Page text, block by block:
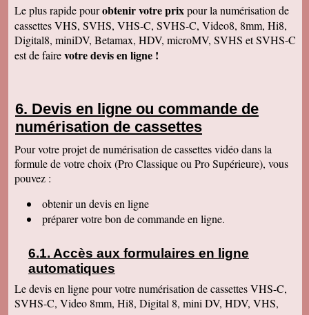
Fantastique. Encore merci. Je vous remercie
beaucoup de la rapidité avec laquelle vous avez
traité ma commande.
Anaïs H
J'ai bien reçu le colis. Merci pour votre travail.
Merci.
Bernard D
Hervé L
J'ai bien reçu le colis. Après visonnage de
Christophe M.
Nous avons bien reçu les K7 et le disque dur.
Nous sommes ravis et très émus de revoir tout
ce passé, ces images de nos filles petites, il y
a plus de 20 ans, et de notre mariage... Merci
infiniment. Bien cordialement PS / je ne
manquerai pas de recommander votre
entreprise.
Le plus rapide pourobtenir votre prixpour la numérisation de
cassettes VHS, SVHS, VHS-C, SVHS-C, Video8, 8mm, Hi8,
Digital8, miniDV, Betamax, HDV, microMV, SVHS et SVHS-C
est de fairevotre devis en ligne !
Devis en ligne ou commande de
numérisation de cassettes
Pour votre projet de numérisation de cassettes vidéo dans la
formule de votre choix (Pro Classique ou Pro Supérieure), vous
pouvez :
obtenir un devis en ligne
préparer votre bon de commande en ligne.
Accès aux formulaires en ligne
automatiques
Le devis en ligne pour votre numérisation de cassettes VHS-C,
SVHS-C, Video 8mm, Hi8, Digital 8, mini DV, HDV, VHS,